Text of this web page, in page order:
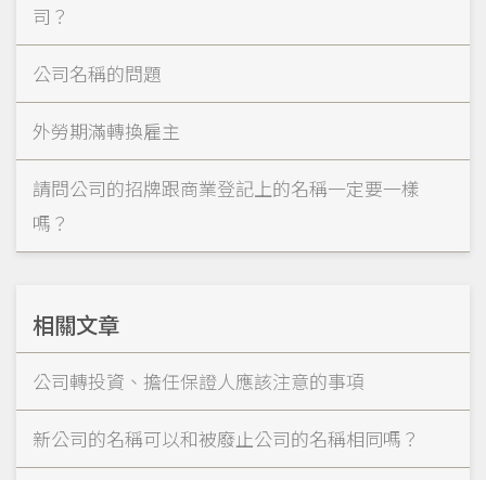
司？
公司名稱的問題
外勞期滿轉換雇主
請問公司的招牌跟商業登記上的名稱一定要一樣
嗎？
相關文章
公司轉投資、擔任保證人應該注意的事項
新公司的名稱可以和被廢止公司的名稱相同嗎？